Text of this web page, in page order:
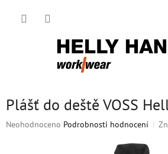
Plášť do deště VOSS
Průměrné
Neohodnoceno Podrobnosti hodnocení